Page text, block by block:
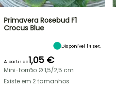
Primavera Rosebud F1
Crocus Blue
Disponível 14 set.
A partir de1,05 €
Mini-torrão Ø 1,5/2,5 cm
Existe em 2 tamanhos